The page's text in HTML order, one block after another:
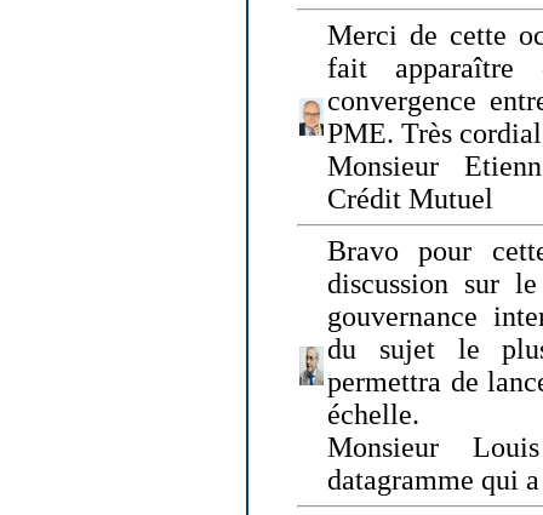
Merci de cette
fait apparaître
convergence
PME. Très
Monsieur
Crédit Mutuel
Bravo pour
discussion sur
gouvernance
du sujet le
permettra de
échelle.
Monsieur
datagramme qui